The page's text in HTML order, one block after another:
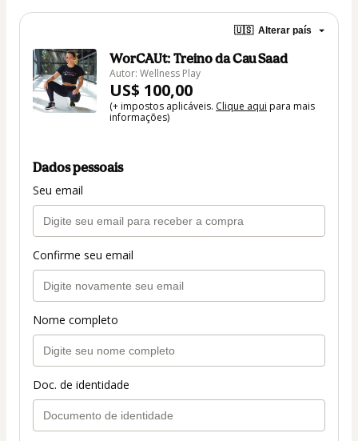
🇺🇸 Alterar país
WorCAUt: Treino da Cau Saad
Autor: Wellness Play
US$ 100,00
(+ impostos aplicáveis. Clique aqui para mais
informações)
Dados pessoais
Seu email
Confirme seu email
Nome completo
Doc. de identidade